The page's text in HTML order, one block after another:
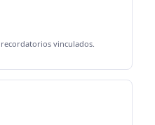
vinculados.